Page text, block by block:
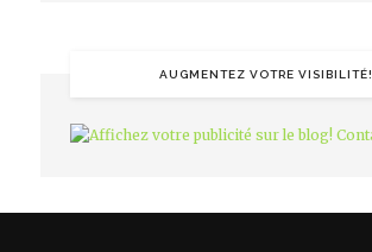
AUGMENTEZ VOTRE VISIBILITÉ!